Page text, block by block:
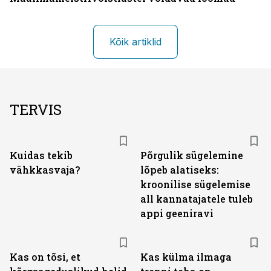
Kõik artiklid
TERVIS
Kuidas tekib
vähkkasvaja?
Põrgulik sügelemine
lõpeb alatiseks:
kroonilise sügelemise
all kannatajatele tuleb
appi geeniravi
Kas on tõsi, et
Kas külma ilmaga